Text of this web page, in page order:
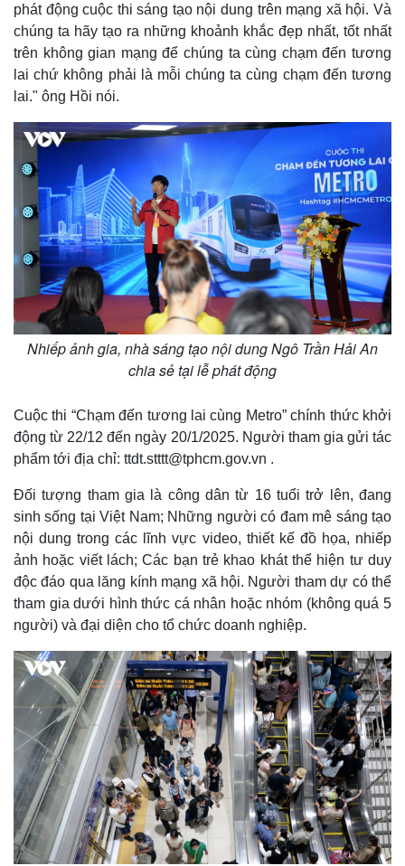
Thế giới
Quan sát
Cuộc sống đó đây
Hồ sơ
Video
Ảnh
E-Magazine
Infographic
phát động cuộc thi sáng tạo nội dung trên mạng xã hội. Và
chúng ta hãy tạo ra những khoảnh khắc đẹp nhất, tốt nhất
trên không gian mạng để chúng ta cùng chạm đến tương
lai chứ không phải là mỗi chúng ta cùng chạm đến tương
lai." ông Hồi nói.
Nhiếp ảnh gia, nhà sáng tạo nội dung Ngô Trần Hải An
chia sẻ tại lễ phát động
Cuộc thi “Chạm đến tương lai cùng Metro” chính thức khởi
động từ 22/12 đến ngày 20/1/2025. Người tham gia gửi tác
phẩm tới địa chỉ: ttdt.stttt@tphcm.gov.vn .
Đối tượng tham gia là công dân từ 16 tuổi trở lên, đang
sinh sống tại Việt Nam; Những người có đam mê sáng tạo
nội dung trong các lĩnh vực video, thiết kế đồ họa, nhiếp
ảnh hoặc viết lách; Các bạn trẻ khao khát thể hiện tư duy
độc đáo qua lăng kính mạng xã hội. Người tham dự có thể
tham gia dưới hình thức cá nhân hoặc nhóm (không quá 5
người) và đại diện cho tổ chức doanh nghiệp.